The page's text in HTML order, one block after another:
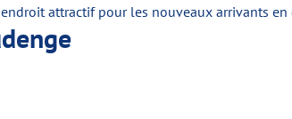
attractif pour les nouveaux arrivants